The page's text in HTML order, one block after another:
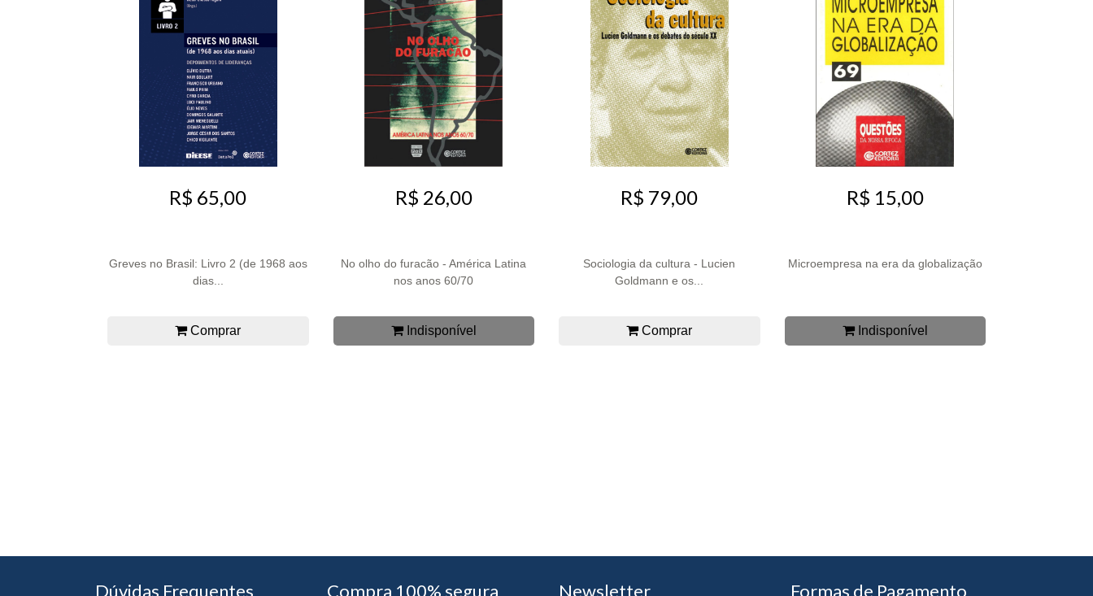
R$ 65,00
Greves no Brasil: Livro 2 (de 1968 aos
dias...
Comprar
R$ 26,00
No olho do furacão - América Latina
nos anos 60/70
Indisponível
R$ 79,00
Sociologia da cultura - Lucien
Goldmann e os...
Comprar
R$ 15,00
Microempresa na era da globalização
Indisponível
Dúvidas Frequentes Compra 100% segura Newsletter Formas de Pagamento